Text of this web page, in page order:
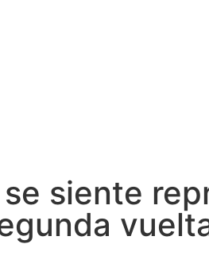
siente